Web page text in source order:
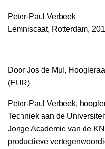
Peter-Paul Verbeek
Lemniscaat, Rotterdam,
Door Jos de Mul,
(EUR)
Peter-Paul Verbeek,
Techniek aan de
Jonge Academie van de
productieve